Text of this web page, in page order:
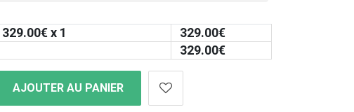
329.00€ x 1 329.00€
329.00€
AJOUTER AU PANIER